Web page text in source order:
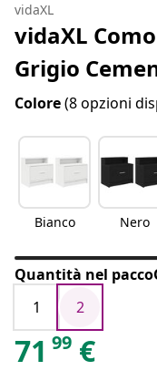
vidaXL
vidaXL
Grigio
Colore(8 opzioni
Bianco Nero
Quantità nel
1
2
71 99 €